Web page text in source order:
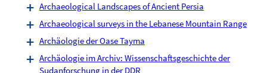
Archaeological Landscapes of Ancient Persia
Archaeological surveys in the Lebanese Mountain Range
Archäologie der Oase Tayma
Archäologie im Archiv: Wissenschaftsgeschichte der
Sudanforschung in der DDR